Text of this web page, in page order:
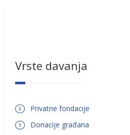
Vrste davanja
Privatne fondacije
Donacije građana